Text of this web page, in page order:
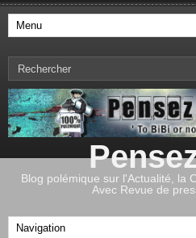
Blog polémique sur l'Actualité, la
Avec Revue de